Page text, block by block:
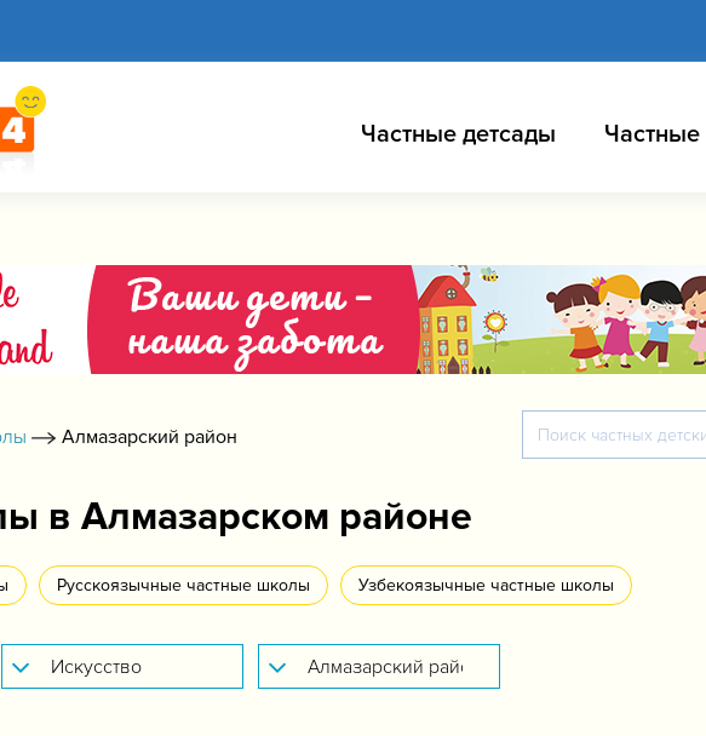
Частные детсады
Алмазарский район
в Алмазарском районе
Русскоязычные частные школы Узбекоязычные частные школы